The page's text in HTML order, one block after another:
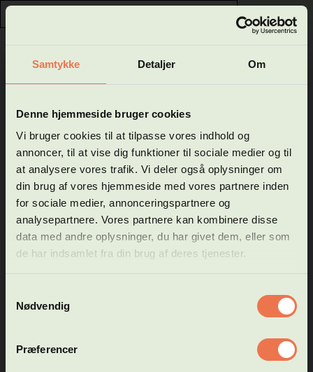
Samtykke Detaljer Om
Denne hjemmeside bruger cookies
Vi bruger cookies til at tilpasse vores indhold og
annoncer, til at vise dig funktioner til sociale medier og til
at analysere vores trafik. Vi deler også oplysninger om
din brug af vores hjemmeside med vores partnere inden
for sociale medier, annonceringspartnere og
analysepartnere. Vores partnere kan kombinere disse
data med andre oplysninger, du har givet dem, eller som
de har indsamlet fra din brug af deres tjenester.
Nødvendig
Præferencer
0
Din kurv
1 2 3 4 5
I alt DKK 0,00
+ gebyr for betaling
Vigtig info
Velkommen til Hf og VUC
Roskilde - Køges
webshop
I denne webshop kan du se vores hold på følgende
uddannelsestyper:
* Forberedende voksenundervisning (FVU)
* Almen voksenuddannelse (AVU)
* Højere forberedelseseksamen (HF)
Vi starter indskrivning til hf online den 8. april og øvrige
Vær opmærksom på at du skal uploade dine tidligere